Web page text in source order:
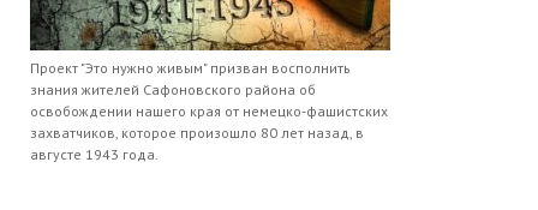
Проект "Это нужно живым" призван восполнить
знания жителей Сафоновского района об
освобождении нашего края от немецко-фашистских
захватчиков, которое произошло 80 лет назад, в
августе 1943 года.